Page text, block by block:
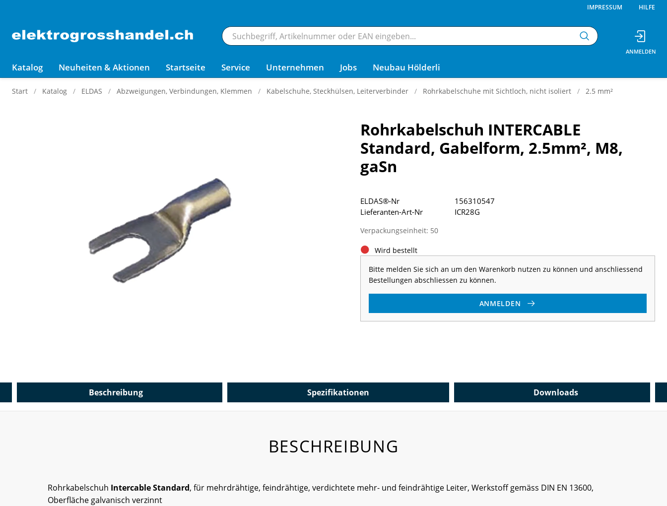
IMPRESSUM HILFE
Katalog Neuheiten & Aktionen Startseite Service Unternehmen Jobs Neubau Hölderli
Start Katalog ELDAS Abzweigungen, Verbindungen, Klemmen Kabelschuhe, Steckhülsen, Leiterverbinder Rohrkabelschuhe mit Sichtloch, nicht isoliert 2.5 mm²
Rohrkabelschuh INTERCABLE
Standard, Gabelform, 2.5mm², M8,
gaSn
Verpackungseinheit: 50
Wird bestellt
Bitte melden Sie sich an um den Warenkorb nutzen zu können und anschliessend
Bestellungen abschliessen zu können.
ANMELDEN
ELDAS®-Nr
156310547
Lieferanten-Art-Nr
ICR28G
Beschreibung Spezifikationen Downloads
BESCHREIBUNG
Rohrkabelschuh Intercable Standard, für mehrdrähtige, feindrähtige, verdichtete mehr- und feindrähtige Leiter, Werkstoff gemäss DIN EN 13600,
Oberfläche galvanisch verzinnt